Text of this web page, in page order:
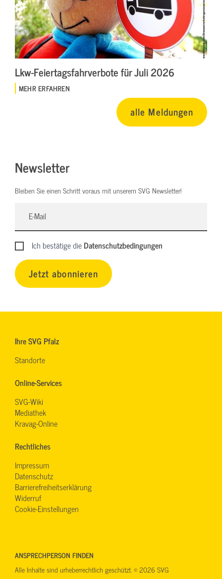
Lkw-Feiertagsfahrverbote für Juli 2026
MEHR ERFAHREN
alle Meldungen
Newsletter
Bleiben Sie einen Schritt voraus mit unserem SVG Newsletter!
Ich bestätige dieDatenschutzbedingungen
Jetzt abonnieren
Ihre SVG Pfalz
Standorte
Online-Services
SVG-Wiki
Mediathek
Kravag-Online
Rechtliches
Impressum
Datenschutz
Barrierefreiheitserklärung
Widerruf
Cookie-Einstellungen
ANSPRECHPERSON FINDEN
Alle Inhalte sind urheberrechtlich geschützt. © 2026 SVG